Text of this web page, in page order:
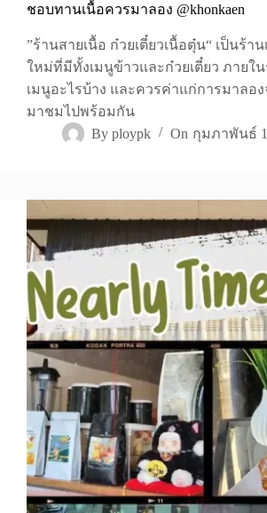
ชอบทานเนื้อควรมาลอง @khonkaen
”ร้านสายเนื้อ ก๋วยเตี๋ยวเนื้อตุ๋น“ เป็นร้าน
ใหม่ที่มีทั้งเมนูข้าวและก๋วยเตี๋ยว ภายใ
เมนูอะไรบ้าง และควรค่าแก่การมาลอง
มาชมไปพร้อมกัน
By ploypk On กุมภาพันธ์